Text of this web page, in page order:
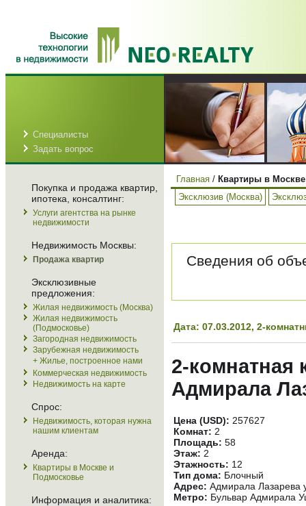
Специалисты
Задать вопрос
Покупка и продажа квартир,
ипотека, консалтинг:
Услуги агентства на рынке
недвижимости
Недвижимость Москвы:
Продажа квартир
Эксклюзивные
предложения:
Жилая недвижимость (Москва)
Жилая недвижимость
(Подмосковье)
Загородная недвижимость
Зарубежная недвижимость
+ Жилье, построенное нами
Коммерческая недвижимость
Недвижимость на карте
Спрос:
Недвижимость, которая нужна
нашим клиентам
Аренда:
Квартиры в Москве и
Подмосковье
Информация и аналитика:
Главная / Квартиры в
Эксклюзив (Москва)
Сведения об
Дата: 07.03.2012, 2-
2-комнатная
Адмирала
Цена (USD): 257627
Комнат: 2
Площадь: 58
Этаж: 2
Этажность: 12
Тип дома: Блочный
Адрес: Адмирала Лазарева
Метро: Бульвар Адмирала